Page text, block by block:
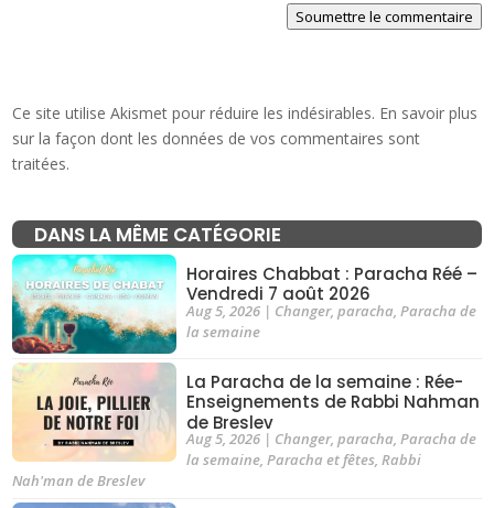
Soumettre le commentaire
Ce site utilise Akismet pour réduire les indésirables. En savoir plus
sur la façon dont les données de vos commentaires sont
traitées.
DANS LA MÊME CATÉGORIE
Horaires Chabbat : Paracha Réé –
Vendredi 7 août 2026
Aug 5, 2026| Changer, paracha Paracha de
la semaine
La Paracha de la semaine : Rée-
Enseignements de Rabbi Nahman
de Breslev
Aug 5, 2026| Changer, paracha, Paracha de
la semaine, Paracha et fêtes, Rabbi
Nah'man de Breslev